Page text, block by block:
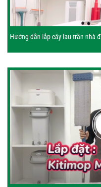
Hướng dẫn lắp cây lau trần nhà